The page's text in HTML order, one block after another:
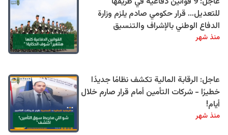
للتعديل… قرار حكومي صادم يلزم وزارة
الدفاع الوطني بالإشراف والتنسيق
منذ شهر
عاجل: الرقابة المالية تكشف نظامًا جديدًا
خطيرًا - شركات التأمين أمام قرار صارم خلال
أيام!
منذ شهر